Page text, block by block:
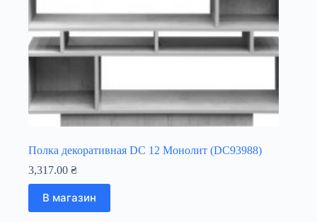
Полка декоративная DC 12 Монолит (DC93988)
3,317.00 ₴
В магазин